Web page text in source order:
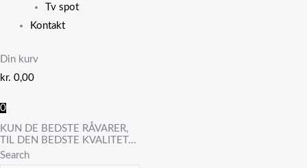
Tv spot
Kontakt
Din kurv
kr. 0,00
0
KUN DE BEDSTE RÅVARER,
TIL DEN BEDSTE KVALITET...
Search